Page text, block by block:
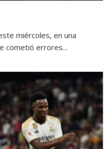
miércoles, en una
cometió errores...